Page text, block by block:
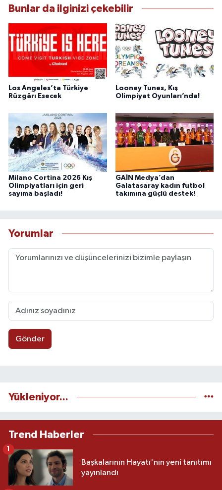
Bunlar da ilginizi çekebilir
Los Angeles’ta Türkiye
Rüzgârı Esecek
Looney Tunes, Kış
Olimpiyat Oyunları’nda!
Milano Cortina 2026 Kış
Olimpiyatları için geri
sayıma başladı!
GAİN Medya’dan
Galatasaray kadın futbol
takımına güçlü destek!
Yorumlar
Gönder
Yükleniyor...
Trend Haberler
Başkalarının Hayatı'nın yeni tanıtımı
yayınlandı
1